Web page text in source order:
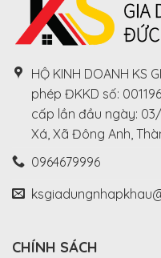
HỘ KINH DOANH KS
phép ĐKKD số:
cấp lần đầu ngày:
Xá, Xã Đông Anh,
0964679996
CHÍNH SÁCH